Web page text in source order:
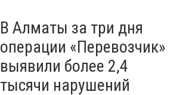
В Алматы за три дня
операции «Перевозчик»
выявили более 2,4
тысячи нарушений